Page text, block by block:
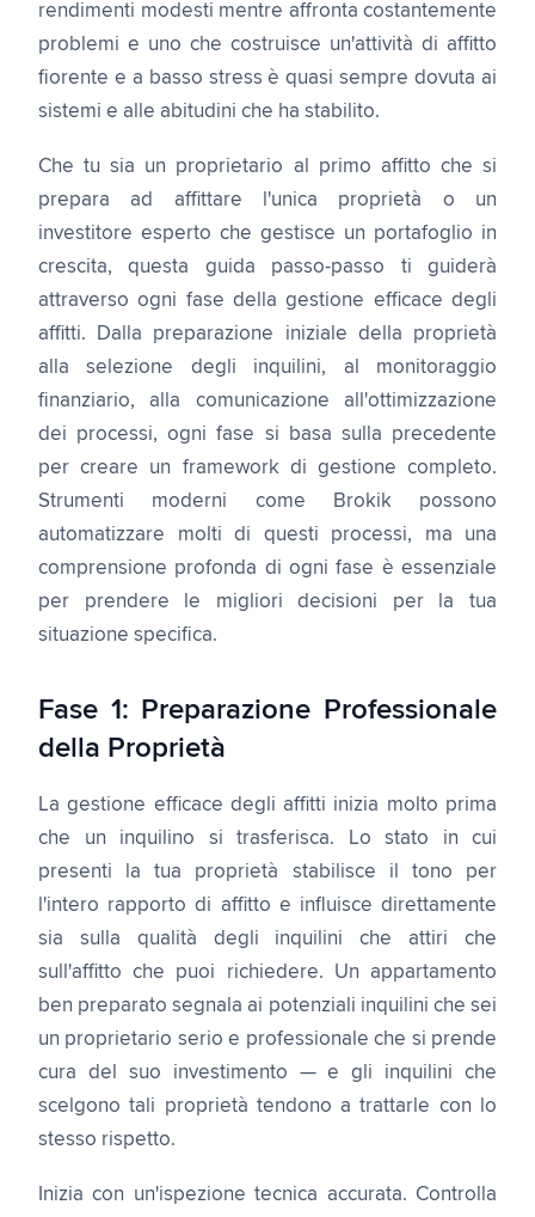
rendimenti modesti mentre affronta costantemente
problemi e uno che costruisce un'attività di affitto
fiorente e a basso stress è quasi sempre dovuta ai
sistemi e alle abitudini che ha stabilito.
Che tu sia un proprietario al primo affitto che si
prepara ad affittare l'unica proprietà o un
investitore esperto che gestisce un portafoglio in
crescita, questa guida passo-passo ti guiderà
attraverso ogni fase della gestione efficace degli
affitti. Dalla preparazione iniziale della proprietà
alla selezione degli inquilini, al monitoraggio
finanziario, alla comunicazione all'ottimizzazione
dei processi, ogni fase si basa sulla precedente
per creare un framework di gestione completo.
Strumenti moderni come Brokik possono
automatizzare molti di questi processi, ma una
comprensione profonda di ogni fase è essenziale
per prendere le migliori decisioni per la tua
situazione specifica.
Fase 1: Preparazione Professionale
della Proprietà
La gestione efficace degli affitti inizia molto prima
che un inquilino si trasferisca. Lo stato in cui
presenti la tua proprietà stabilisce il tono per
l'intero rapporto di affitto e influisce direttamente
sia sulla qualità degli inquilini che attiri che
sull'affitto che puoi richiedere. Un appartamento
ben preparato segnala ai potenziali inquilini che sei
un proprietario serio e professionale che si prende
cura del suo investimento — e gli inquilini che
scelgono tali proprietà tendono a trattarle con lo
stesso rispetto.
Inizia con un'ispezione tecnica accurata. Controlla